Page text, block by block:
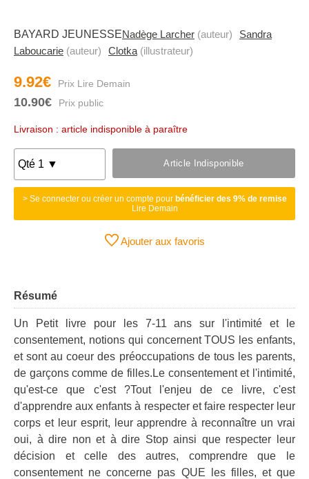
BAYARD JEUNESSENadège Larcher (auteur)
Sandra
Laboucarie (auteur) Clotka (illustrateur)
9.92€
10.90€
Livraison : article indisponible à paraître
Article Indisponible
> Se connecter ou créer un compte pour bénéficier des 9% de remise
Lire Demain
Ajouter aux favoris
Résumé
Un Petit livre pour les 7-11 ans sur l'intimité et le
consentement, notions qui concernent TOUS les enfants,
et sont au coeur des préoccupations de tous les parents,
de garçons comme de filles.Le consentement et l'intimité,
qu'est-ce que c'est ?Tout l'enjeu de ce livre, c'est
d'apprendre aux enfants à respecter et faire respecter leur
corps et leur esprit, leur apprendre à reconnaître un vrai
oui, à dire non et à dire Stop ainsi que respecter leur
décision et celle des autres, comprendre que le
consentement ne concerne pas QUE les filles, et que